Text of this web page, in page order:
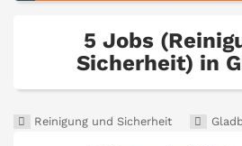
5 Jobs
Sicherheit) in
Reinigung und Sicherheit